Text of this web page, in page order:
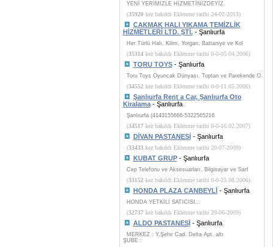
YENİ YERİMİZLE HİZMETİNİZDEYİZ.
(35920kez bakıldı Eklenme tarihi 24-02-2013)
ÇAKMAK HALI YIKAMA TEMİZLİK
HİZMETLERİ LTD. ŞTİ.- Şanlıurfa
Her Türlü Halı, Kilim, Yorgan, Battaniye ve Kol
(35314kez bakıldı Eklenme tarihi 0-0-05.04.2006)
TORU TOYS- Şanlıurfa
Toru Toys Oyuncak Dünyası, Toptan ve Parekende O
(34552kez bakıldı Eklenme tarihi 0-0-11.05.2006)
Şanlıurfa Rent a Car, Şanlıurfa Oto
Kiralama- Şanlıurfa
Şanlıurfa (4143155666-5322565216
(34517kez bakıldı Eklenme tarihi 0-0-16.02.2007)
DİVAN PASTANESİ- Şanlıurfa
(33433kez bakıldı Eklenme tarihi 20-07-2009)
KUBAT GRUP- Şanlıurfa
Cep Telefonu ve Aksesuarları, Bilgisayar ve Sarf
(33152kez bakıldı Eklenme tarihi 0-0-25.08.2006)
HONDA PLAZA CANBEYLİ- Şanlıurfa
HONDA YETKİLİ SATICISI...
(32737kez bakıldı Eklenme tarihi 29-06-2009)
ALDO PASTANESİ- Şanlıurfa
MERKEZ : Y.Şehir Cad. Delta Apt. altı
ŞUBE :